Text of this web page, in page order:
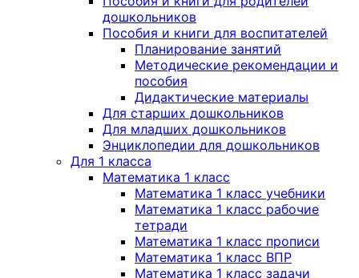
дошкольников
Пособия и книги для воспитателей
Планирование занятий
Методические рекомендации и
пособия
Дидактические материалы
Для старших дошкольников
Для младших дошкольников
Энциклопедии для дошкольников
Для 1 класса
Математика 1 класс
Математика 1 класс учебники
Математика 1 класс рабочие
тетради
Математика 1 класс прописи
Математика 1 класс ВПР
Математика 1 класс задачи